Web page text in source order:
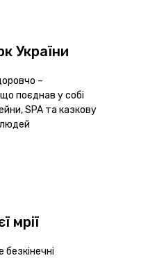
України
–
поєднав у собі
SPA та казкову
мрії